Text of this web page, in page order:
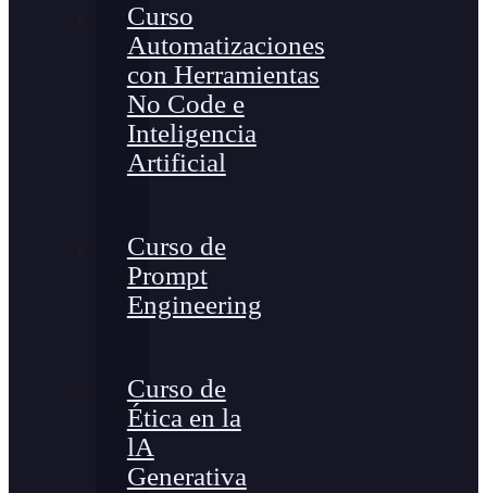
Curso
Automatizaciones
con Herramientas
No Code e
Inteligencia
Artificial
Curso de
Prompt
Engineering
Curso de
Ética en la
lA
Generativa